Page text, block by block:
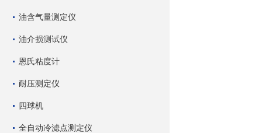
油含气量测定仪
油介损测试仪
恩氏粘度计
耐压测定仪
四球机
全自动冷滤点测定仪